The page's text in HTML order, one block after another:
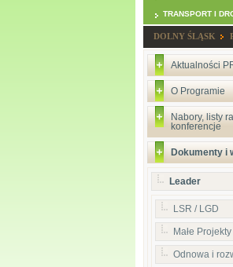
TRANSPORT I
DOLNY ŚLĄSK
Aktualności
O Programie
Nabory, listy
konferencje
Dokumenty i
Leader
LSR / LGD
Małe Projekty
Odnowa i